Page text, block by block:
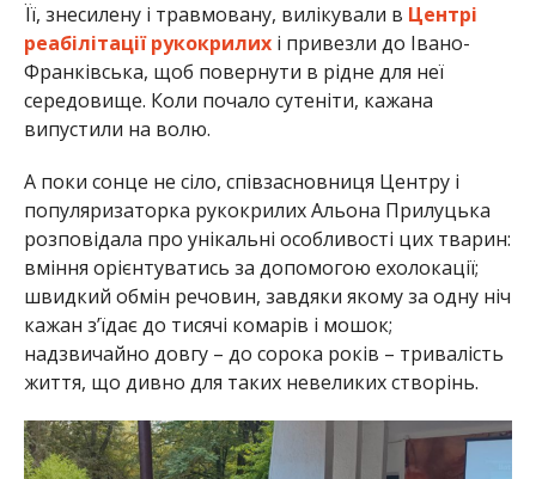
Її, знесилену і травмовану, вилікували в Центрі
реабілітації рукокрилихі привезли до Івано-
Франківська, щоб повернути в рідне для неї
середовище. Коли почало сутеніти, кажана
випустили на волю.
А поки сонце не сіло, співзасновниця Центру і
популяризаторка рукокрилих Альона Прилуцька
розповідала про унікальні особливості цих тварин:
вміння орієнтуватись за допомогою ехолокації;
швидкий обмін речовин, завдяки якому за одну ніч
кажан з’їдає до тисячі комарів і мошок;
надзвичайно довгу – до сорока років – тривалість
життя, що дивно для таких невеликих створінь.